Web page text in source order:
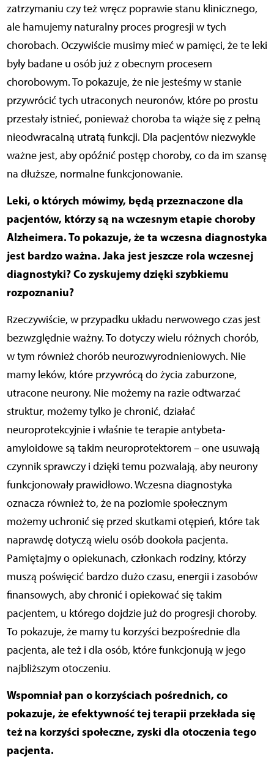
zatrzymaniu czy też wręcz poprawie stanu klinicznego,
ale hamujemy naturalny proces progresji w tych
chorobach. Oczywiście musimy mieć w pamięci, że te leki
były badane u osób już z obecnym procesem
chorobowym. To pokazuje, że nie jesteśmy w stanie
przywrócić tych utraconych neuronów, które po prostu
przestały istnieć, ponieważ choroba ta wiąże się z pełną
nieodwracalną utratą funkcji. Dla pacjentów niezwykle
ważne jest, aby opóźnić postęp choroby, co da im szansę
na dłuższe, normalne funkcjonowanie.
Leki, o których mówimy, będą przeznaczone dla
pacjentów, którzy są na wczesnym etapie choroby
Alzheimera. To pokazuje, że ta wczesna diagnostyka
jest bardzo ważna. Jaka jest jeszcze rola wczesnej
diagnostyki? Co zyskujemy dzięki szybkiemu
rozpoznaniu?
Rzeczywiście, w przypadku układu nerwowego czas jest
bezwzględnie ważny. To dotyczy wielu różnych chorób,
w tym również chorób neurozwyrodnieniowych. Nie
mamy leków, które przywrócą do życia zaburzone,
utracone neurony. Nie możemy na razie odtwarzać
struktur, możemy tylko je chronić, działać
neuroprotekcyjnie i właśnie te terapie antybeta-
amyloidowe są takim neuroprotektorem – one usuwają
czynnik sprawczy i dzięki temu pozwalają, aby neurony
funkcjonowały prawidłowo. Wczesna diagnostyka
oznacza również to, że na poziomie społecznym
możemy uchronić się przed skutkami otępień, które tak
naprawdę dotyczą wielu osób dookoła pacjenta.
Pamiętajmy o opiekunach, członkach rodziny, którzy
muszą poświęcić bardzo dużo czasu, energii i zasobów
finansowych, aby chronić i opiekować się takim
pacjentem, u którego dojdzie już do progresji choroby.
To pokazuje, że mamy tu korzyści bezpośrednie dla
pacjenta, ale też i dla osób, które funkcjonują w jego
najbliższym otoczeniu.
Wspomniał pan o korzyściach pośrednich, co
pokazuje, że efektywność tej terapii przekłada się
też na korzyści społeczne, zyski dla otoczenia tego
pacjenta.